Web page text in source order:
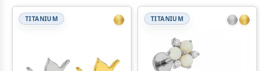
TITANIUM TITANIUM